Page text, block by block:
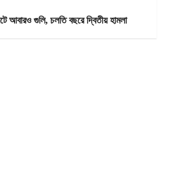
আবারও গুলি, চলতি বছরে দ্বিতীয় হামলা